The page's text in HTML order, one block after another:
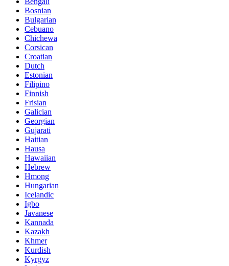
Bosnian
Bulgarian
Cebuano
Chichewa
Corsican
Croatian
Dutch
Estonian
Filipino
Finnish
Frisian
Galician
Georgian
Gujarati
Haitian
Hausa
Hawaiian
Hebrew
Hmong
Hungarian
Icelandic
Igbo
Javanese
Kannada
Kazakh
Khmer
Kurdish
Kyrgyz